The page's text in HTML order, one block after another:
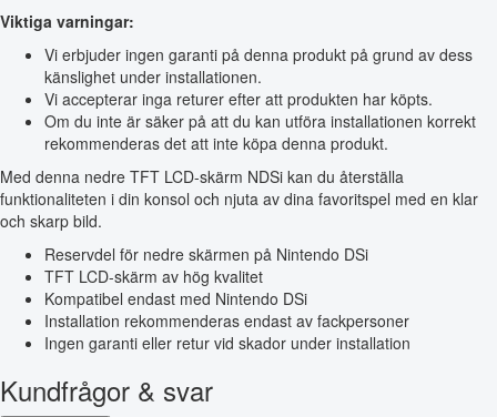
Viktiga varningar:
Vi erbjuder ingen garanti på denna produkt på grund av dess
känslighet under installationen.
Vi accepterar inga returer efter att produkten har köpts.
Om du inte är säker på att du kan utföra installationen korrekt
rekommenderas det att inte köpa denna produkt.
Med denna nedre TFT LCD-skärm NDSi kan du återställa
funktionaliteten i din konsol och njuta av dina favoritspel med en klar
och skarp bild.
Reservdel för nedre skärmen på Nintendo DSi
TFT LCD-skärm av hög kvalitet
Kompatibel endast med Nintendo DSi
Installation rekommenderas endast av fackpersoner
Ingen garanti eller retur vid skador under installation
Kundfrågor & svar